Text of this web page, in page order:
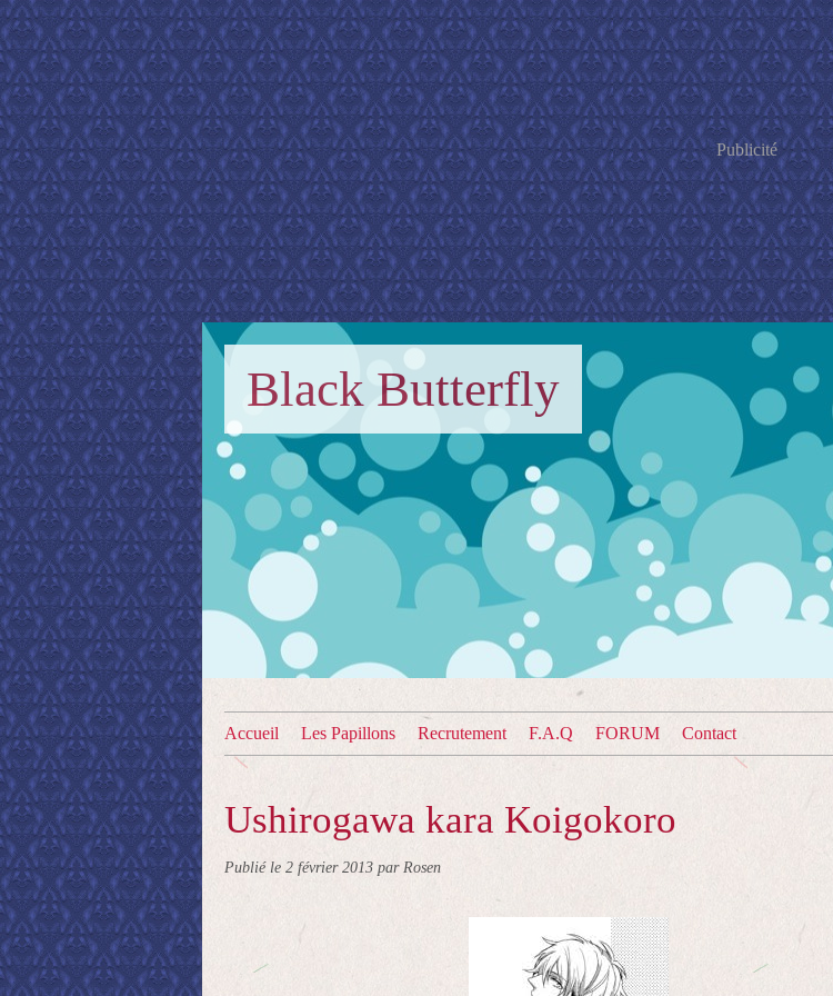
Publicité
Black Butterfly
Accueil Les Papillons Recrutement F.A.Q FORUM Contact
Ushirogawa kara Koigokoro
Publié le 2 février 2013 par Rosen